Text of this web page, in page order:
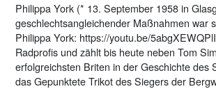
Philippa York (* 13. September 1958 in
geschlechtsangleichender Maßnahmen war
Philippa York: https://youtu.be/
Radprofis und zählt bis heute neben Tom
erfolgreichsten Briten in der Geschichte
das Gepunktete Trikot des Siegers der